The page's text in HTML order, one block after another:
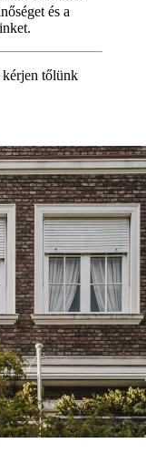
és a
kérjen tőlünk